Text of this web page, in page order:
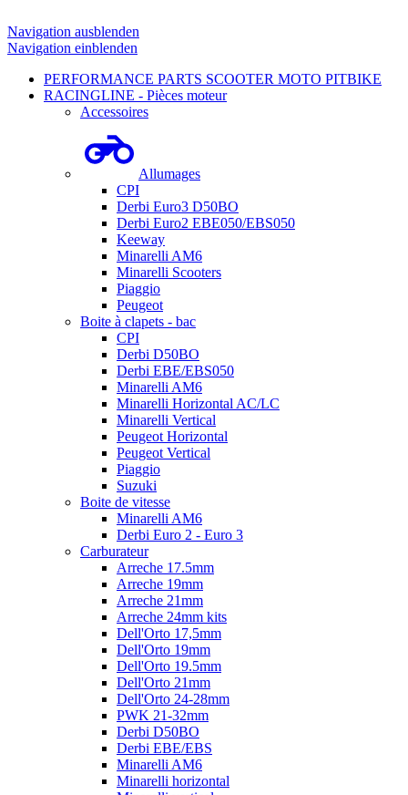
Navigation ausblenden
Navigation einblenden
PERFORMANCE PARTS SCOOTER MOTO PITBIKE
RACINGLINE - Pièces moteur
Accessoires
Allumages
CPI
Derbi Euro3 D50BO
Derbi Euro2 EBE050/EBS050
Keeway
Minarelli AM6
Minarelli Scooters
Piaggio
Peugeot
Boite à clapets - bac
CPI
Derbi D50BO
Derbi EBE/EBS050
Minarelli AM6
Minarelli Horizontal AC/LC
Minarelli Vertical
Peugeot Horizontal
Peugeot Vertical
Piaggio
Suzuki
Boite de vitesse
Minarelli AM6
Derbi Euro 2 - Euro 3
Carburateur
Arreche 17.5mm
Arreche 19mm
Arreche 21mm
Arreche 24mm kits
Dell'Orto 17,5mm
Dell'Orto 19mm
Dell'Orto 19.5mm
Dell'Orto 21mm
Dell'Orto 24-28mm
PWK 21-32mm
Derbi D50BO
Derbi EBE/EBS
Minarelli AM6
Minarelli horizontal